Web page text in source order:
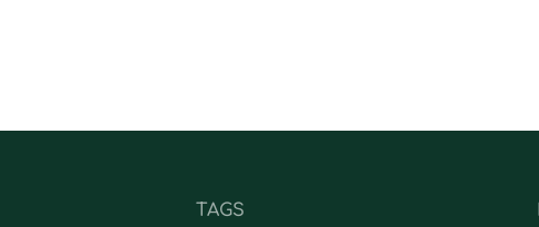
TAGS